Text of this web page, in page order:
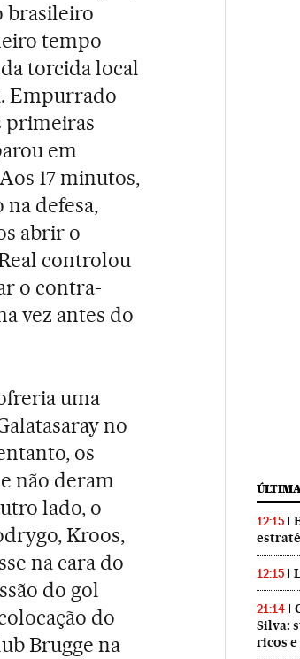
brasileiro
tempo
torcida local
Empurrado
primeiras
em
17 minutos,
defesa,
abrir o
controlou
o contra-
vez antes do
uma
no
os
não deram
lado, o
Kroos,
na cara do
do gol
do
Brugge na
12:15
12:15
21:14
Silva:
ricos